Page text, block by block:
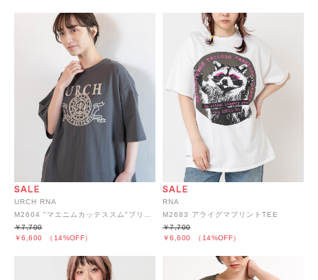
URCH RNA
￥6,600 （14%OFF）
￥7,700
RNA
M2683 アライグマプリントTEE
￥6,600 （14%OFF）
￥7,700